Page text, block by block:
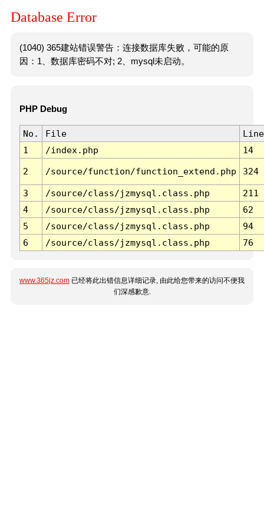
Database Error
(1040) 365建站错误警告：连接数据库失败，可能的原
因：1、数据库密码不对; 2、mysql未启动。
PHP Debug
No. File
Line
1
/index.php 14
2 /source/function/function_extend.php 324
3 /source/class/jzmysql.class.php
211
4
/source/class/jzmysql.class.php
62
5
/source/class/jzmysql.class.php
94
6
/source/class/jzmysql.class.php 76
www.365jz.com 已经将此出错信息详细记录, 由此给您带来的访问不便我
们深感歉意.